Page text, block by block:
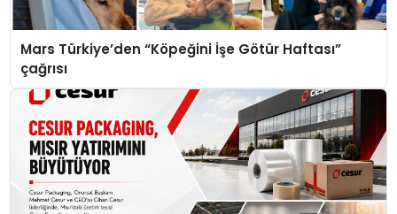
Mars Türkiye’den “Köpeğini İşe Götür Haftası”
çağrısı